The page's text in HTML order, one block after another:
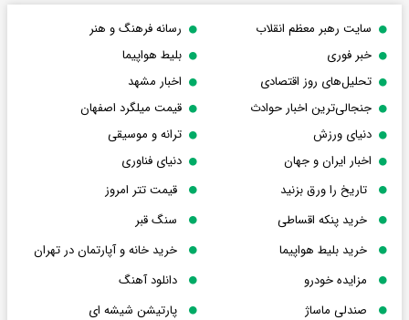
سایت رهبر معظم انقلاب
رسانه فرهنگ و هنر
خبر فوری
بلیط هواپیما
تحلیل‌های روز اقتصادی
اخبار مشهد
جنجالی‌ترین اخبار حوادث
قیمت میلگرد اصفهان
دنیای ورزش
ترانه و موسیقی
اخبار ایران و جهان
دنیای فناوری
تاریخ را ورق بزنید
قیمت تتر امروز
خرید پنکه اقساطی
سنگ قبر
خرید بلیط هواپیما
خرید خانه و آپارتمان در تهران
مزایده خودرو
دانلود آهنگ
صندلی ماساژ
پارتیشن شیشه ای